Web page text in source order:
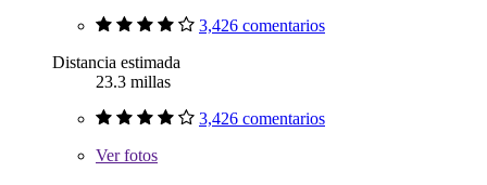
3,426 comentarios
Distancia estimada
23.3 millas
3,426 comentarios
Verfotos